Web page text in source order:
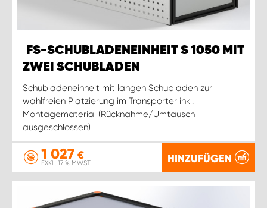
FS-SCHUBLADENEINHEIT S 1050 MIT
ZWEI SCHUBLADEN
Schubladeneinheit mit langen Schubladen zur
wahlfreien Platzierung im Transporter inkl.
Montagematerial (Rücknahme/Umtausch
ausgeschlossen)
1 027 €
EXKL. 17 % MWST. HINZUFÜGEN